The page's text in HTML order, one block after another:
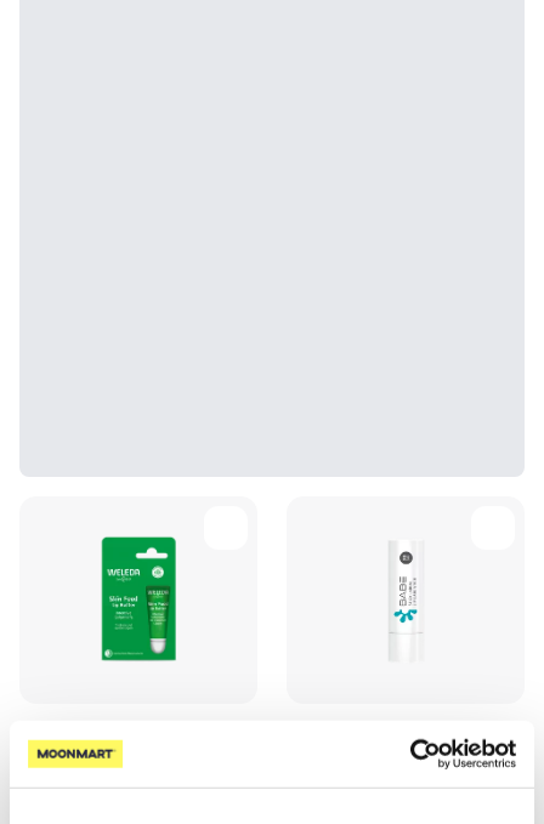
WELEDA Skin Food for Dry
and Chapped Lips lūpu
balzams, 8 ml
BABE Stick SPF20 lūpu